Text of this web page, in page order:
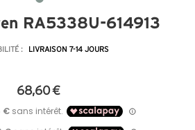
RA5338U-614913
: LIVRAISON 7-14 JOURS
68,60 €